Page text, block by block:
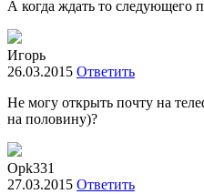
А когда ждать то следующего
Игорь
26.03.2015 Ответить
Не могу открыть почту на
на половину)?
Opk331
27.03.2015 Ответить